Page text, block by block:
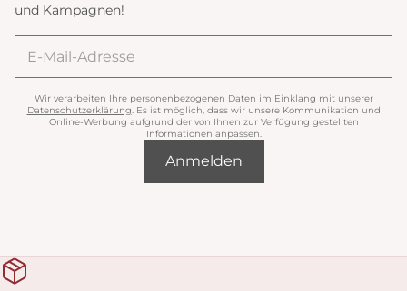
und Kampagnen!
Wir verarbeiten Ihre personenbezogenen Daten im Einklang mit unserer
Datenschutzerklärung . Es ist möglich, dass wir unsere Kommunikation und
Online-Werbung aufgrund der von Ihnen zur Verfügung gestellten
Informationen anpassen.
Anmelden